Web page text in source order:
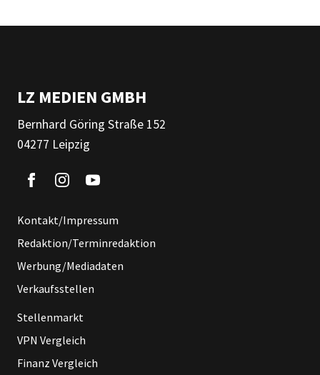
LZ MEDIEN GMBH
Bernhard Göring Straße 152
04277 Leipzig
Kontakt/Impressum
Redaktion/Terminredaktion
Werbung/Mediadaten
Verkaufsstellen
Stellenmarkt
VPN Vergleich
Finanz Vergleich